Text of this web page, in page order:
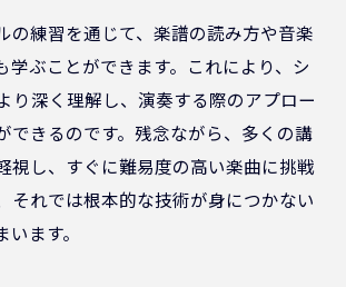
の練習を通じて、楽譜の読み方や音楽
学ぶことができます。これにより、シ
り深く理解し、演奏する際のアプロー
できるのです。残念ながら、多くの講
視し、すぐに難易度の高い楽曲に挑戦
それでは根本的な技術が身につかない
ます。